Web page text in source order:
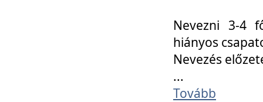
Nevezni 3-4
hiányos
Nevezés
...
Tovább